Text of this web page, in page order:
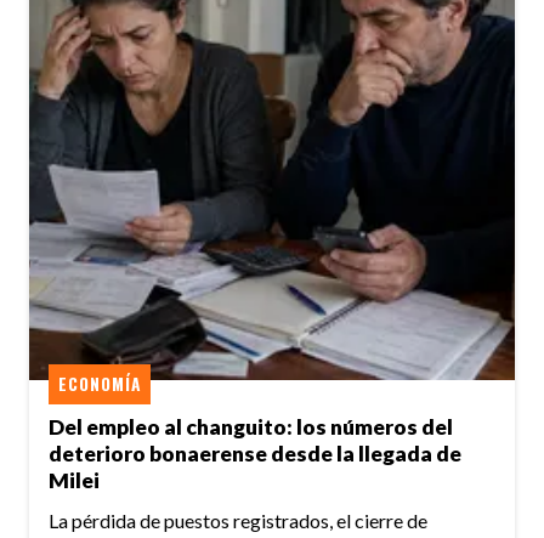
Del empleo al changuito: los números del
deterioro bonaerense desde la llegada de
Milei
ECONOMÍA
La pérdida de puestos registrados, el cierre de